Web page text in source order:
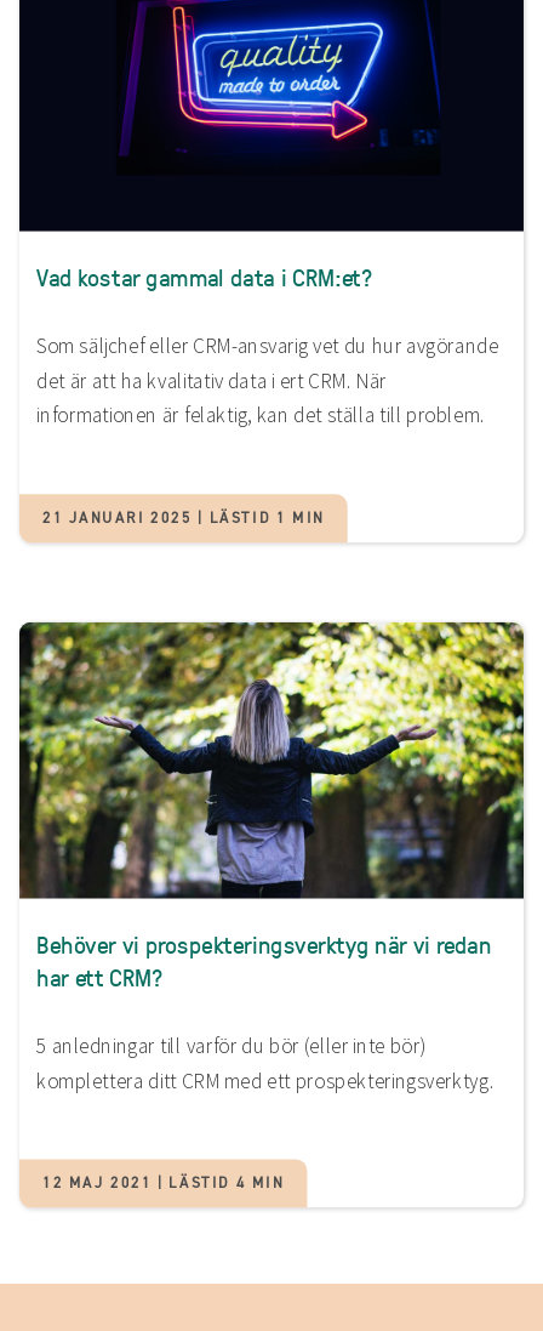
Vad kostar gammal data i CRM:et?
Som säljchef eller CRM-ansvarig vet du hur avgörande
det är att ha kvalitativ data i ert CRM. När
informationen är felaktig, kan det ställa till problem.
21 JANUARI 2025 | LÄSTID 1 MIN
Behöver vi prospekteringsverktyg när vi redan
har ett CRM?
5 anledningar till varför du bör (eller inte bör)
komplettera ditt CRM med ett prospekteringsverktyg.
12 MAJ 2021 | LÄSTID 4 MIN